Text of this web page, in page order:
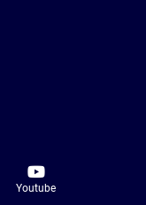
Youtube